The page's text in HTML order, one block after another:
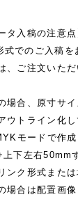
タ入稿の注意点
でのご入稿を
、ご注文いた
合、原寸サイ
ウトライン化し
モードで作成
上下左右50mm
ンク形式また
合は配置画像